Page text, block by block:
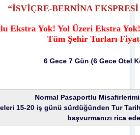
“İSVİÇRE-BERNİNA
Ekstra Yok! Yol Üzeri Ekstra
Tüm Şehir Turları
6 Gece 7 Gün (6 Gece Otel
Normal Pasaportlu
15-20 iş günü sürdüğünden Tur
başvurmanızı rica